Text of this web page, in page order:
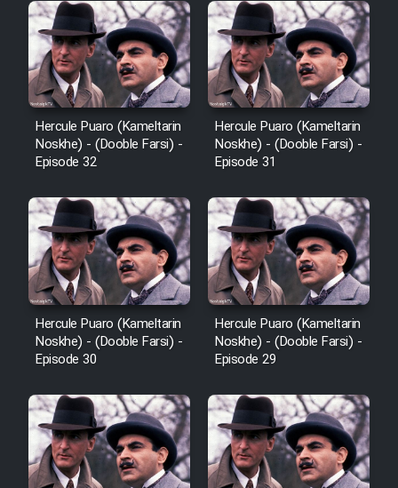
Film Shah Khamush
Film Fil Dar Tariki
Film Farsh Bad
Film In Haft Nafar
Film Fani
Cartoon Galiver - Kamel
(Dooble Farsi)
Film Shire Talayi (Dooble
Farsi)
Film Aseman Kharashe
Jahanami (Dooble Farsi)
Film Dastbord Be Bank (Dooble
Farsi)
Hercule Puaro (Kameltarin
Noskhe) - (Dooble Farsi) -
Episode 32
Hercule Puaro (Kameltarin
Noskhe) - (Dooble Farsi) -
Episode 31
Hercule Puaro (Kameltarin
Noskhe) - (Dooble Farsi) -
Episode 30
Hercule Puaro (Kameltarin
Noskhe) - (Dooble Farsi) -
Episode 29